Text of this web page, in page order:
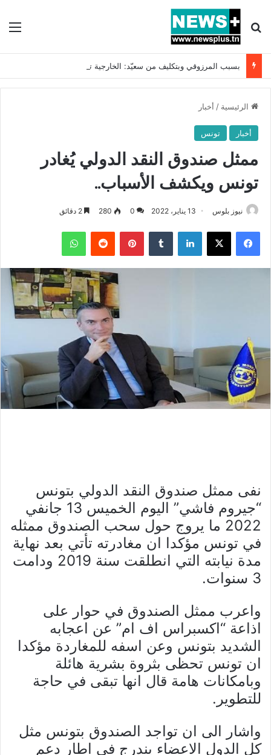
بحث عن
الرئيسية / أخبار
أخبار تونس
ممثل صندوق النقد الدولي يُغادر
تونس ويكشف الأسباب..
نيوز بلوس 13 يناير، 2022 0
280
فيسبوك X لينكدإن بينتيريست واتساب
نفى ممثل صندوق النقد الدولي بتونس
“جيروم فاشي” اليوم الخميس 13 جانفي
2022 ما يروج حول سحب الصندوق ممثله
في تونس مؤكدا ان مغادرته تأتي بعد نهاية
مدة نيابته التي انطلقت سنة 2019 ودامت
3 سنوات.
واعرب ممثل الصندوق في حوار على
اذاعة “اكسبراس اف ام” عن اعجابه
الشديد بتونس وعن اسفه للمغاردة مؤكدا
ان تونس تحظى بثروة بشرية هائلة
وبامكانات هامة قال انها تبقى في حاجة
للتطوير.
واشار الى ان تواجد الصندوق بتونس مثل
كل الدول الاعضاء يندرج في اطار دعم